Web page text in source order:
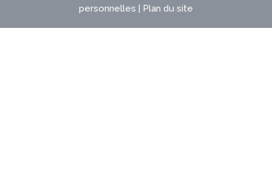
personnelles | Plan du site